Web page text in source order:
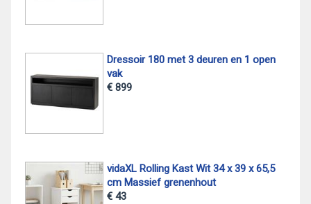
Dressoir 180 met 3 deuren en 1 open
vak
€ 899
vidaXL Rolling Kast Wit 34 x 39 x 65,5
cm Massief grenenhout
€ 43